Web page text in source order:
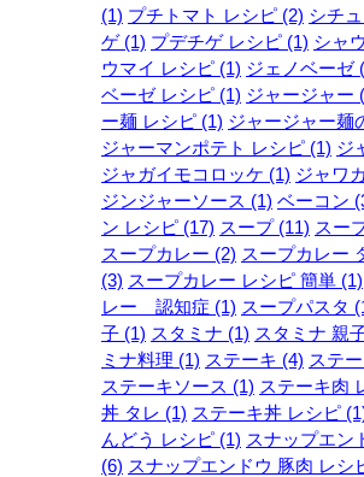
(1) プチトマト レシピ (2) シチ
ゲ (1) プデチゲ レシピ (1) シャ
ウマイ レシピ (1) ジェノベーゼ
ベーゼ レシピ (1) ジャージャー
ー麺 レシピ (1) ジャージャー麺
ジャーマンポテト レシピ (1) ジ
ジャガイモコロッケ (1) ジャワ
ジンジャーソース (1) ベーコン
ン レシピ (17) スープ (11) スー
スープカレー (2) スープカレー
(3) スープカレー レシピ 簡単 (1)
レー 認知症 (1) スープパスタ
子 (1) スタミナ (1) スタミナ 親
ミナ料理 (1) ステーキ (4) ステ
ステーキソース (1) ステーキ肉
丼 タレ (1) ステーキ丼 レシピ
んどう レシピ (1) スナップエン
(6) スナップエンドウ 豚肉 レシ